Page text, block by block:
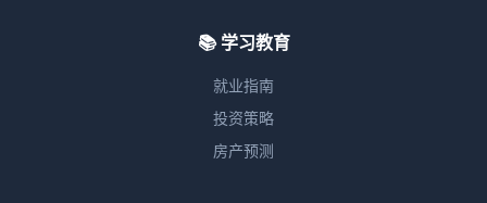
📚 学习教育
就业指南
投资策略
房产预测